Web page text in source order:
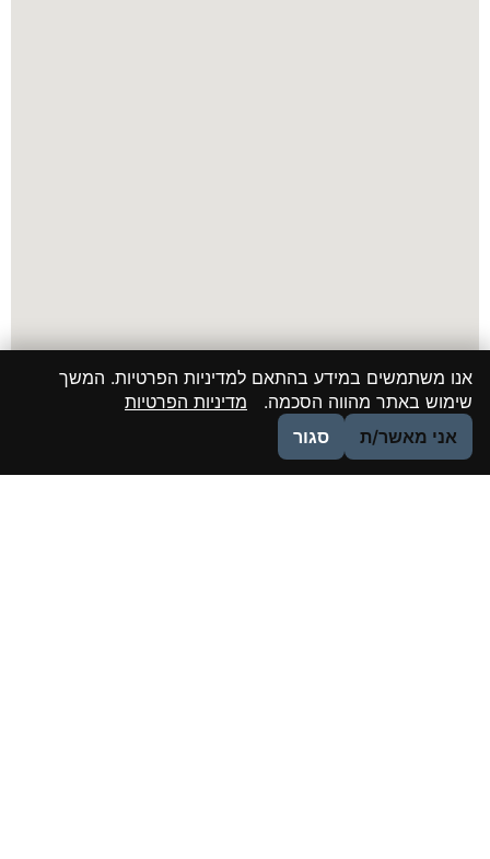
אנו משתמשים במידע בהתאם למדיניות הפרטיות. המשך
שימוש באתר מהווה הסכמה. מדיניות הפרטיות
אני מאשר/ת
סגור